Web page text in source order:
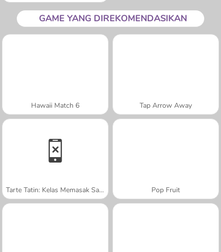
GAME YANG DIREKOMENDASIKAN
Hawaii Match 6 Tap Arrow Away
Tarte Tatin: Kelas Memasak Sara Pop Fruit